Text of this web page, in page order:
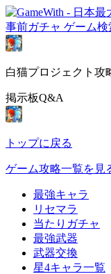
事前ガチャ ゲーム検
白猫プロジェクト攻
掲示板Q&A
トップに戻る
ゲーム攻略一覧を見
最強キャラ
リセマラ
当たりガチャ
最強武器
武器交換
星4キャラ一覧